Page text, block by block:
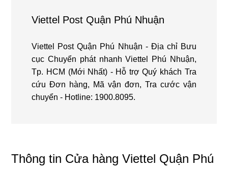
Viettel Post Quận Phú Nhuận
Viettel Post Quận Phú Nhuận - Địa chỉ Bưu
cục Chuyển phát nhanh Viettel Phú Nhuận,
Tp. HCM (Mới Nhất) - Hỗ trợ Quý khách Tra
cứu Đơn hàng, Mã vận đơn, Tra cước vận
chuyển - Hotline: 1900.8095.
Thông tin Cửa hàng Viettel Quận Phú